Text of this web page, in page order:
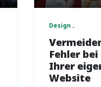
Design
Fehler
Ihrer
Website